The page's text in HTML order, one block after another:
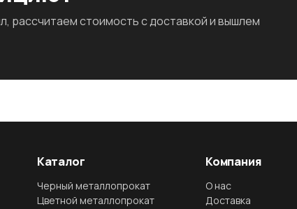
стоимость с доставкой и вышлем
Каталог
Черный металлопрокат
Цветной металлопрокат
Компания
О нас
Доставка